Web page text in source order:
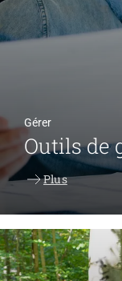
Gérer
Outils de
Plus